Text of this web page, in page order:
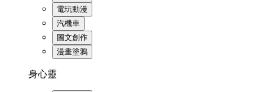
電玩動漫
汽機車
圖文創作
漫畫塗鴉
身心靈